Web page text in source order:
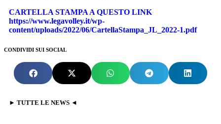
CARTELLA STAMPA A QUESTO LINK
https://www.legavolley.it/wp-
content/uploads/2022/06/CartellaStampa_JL_2022-1.pdf
CONDIVIDI SUI SOCIAL
► TUTTE LE NEWS ◄